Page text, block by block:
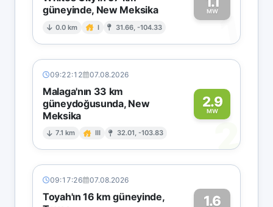
güneyinde, New Meksika
0.0 km I 31.66, -104.33
MW1
09:22:12 07.08.2026
Malaga'nın 33 km
güneydoğusunda, New
Meksika
7.1 km III 32.01, -103.83
2.9
MW
2
09:17:26 07.08.2026
Toyah'ın 16 km güneyinde,
1.6